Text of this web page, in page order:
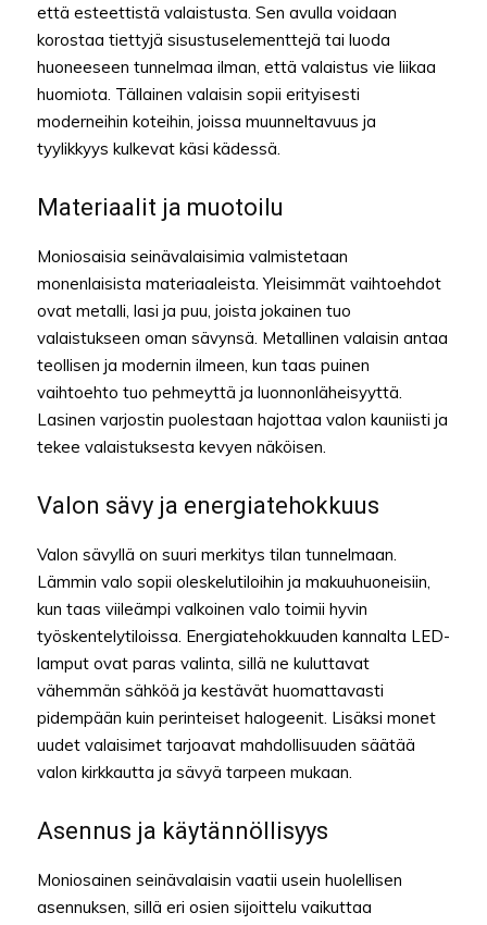
että esteettistä valaistusta. Sen avulla voidaan
korostaa tiettyjä sisustuselementtejä tai luoda
huoneeseen tunnelmaa ilman, että valaistus vie liikaa
huomiota. Tällainen valaisin sopii erityisesti
moderneihin koteihin, joissa muunneltavuus ja
tyylikkyys kulkevat käsi kädessä.
Materiaalit ja muotoilu
Moniosaisia seinävalaisimia valmistetaan
monenlaisista materiaaleista. Yleisimmät vaihtoehdot
ovat metalli, lasi ja puu, joista jokainen tuo
valaistukseen oman sävynsä. Metallinen valaisin antaa
teollisen ja modernin ilmeen, kun taas puinen
vaihtoehto tuo pehmeyttä ja luonnonläheisyyttä.
Lasinen varjostin puolestaan hajottaa valon kauniisti ja
tekee valaistuksesta kevyen näköisen.
Valon sävy ja energiatehokkuus
Valon sävyllä on suuri merkitys tilan tunnelmaan.
Lämmin valo sopii oleskelutiloihin ja makuuhuoneisiin,
kun taas viileämpi valkoinen valo toimii hyvin
työskentelytiloissa. Energiatehokkuuden kannalta LED-
lamput ovat paras valinta, sillä ne kuluttavat
vähemmän sähköä ja kestävät huomattavasti
pidempään kuin perinteiset halogeenit. Lisäksi monet
uudet valaisimet tarjoavat mahdollisuuden säätää
valon kirkkautta ja sävyä tarpeen mukaan.
Asennus ja käytännöllisyys
Moniosainen seinävalaisin vaatii usein huolellisen
asennuksen, sillä eri osien sijoittelu vaikuttaa